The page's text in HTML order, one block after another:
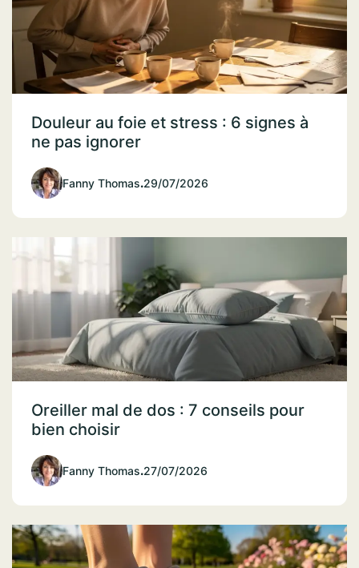
Douleur au foie et stress : 6 signes à
ne pas ignorer
Fanny Thomas.29/07/2026
Oreiller mal de dos : 7 conseils pour
bien choisir
Fanny Thomas.27/07/2026